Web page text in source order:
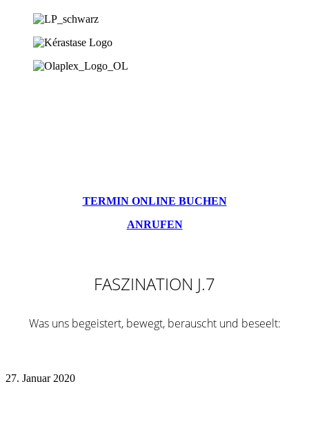
TERMIN ONLINE BUCHEN
ANRUFEN
FASZINATION J.7
Was uns begeistert, bewegt, berauscht und beseelt:
27. Januar 2020